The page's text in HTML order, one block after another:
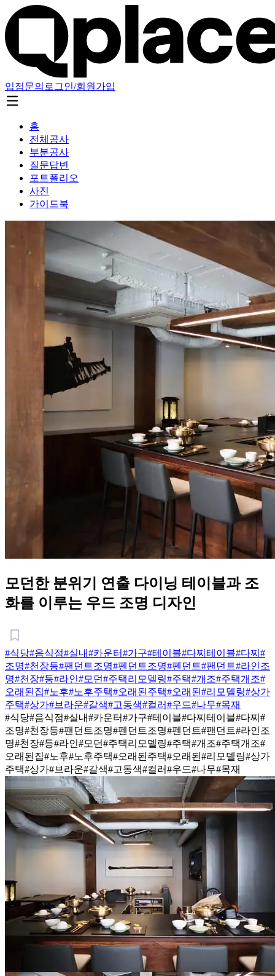
입점문의 로그인/회원가입
홈
전체공사
부분공사
질문답변
포트폴리오
사진
가이드북
모던한 분위기 연출 다이닝 테이블과 조
화를 이루는 우드 조명 디자인
#식당#음식점#실내#카운터#가구#테이블#다찌테이블#다찌 #
조명#천장등#팬던트조명#펜던트조명#펜던트#팬던트#라인조
명#천장#등#라인#모던#주택리모델링#주택#개조#주택개조#
오래된집#노후#노후주택#오래된주택#오래된 #리모델링#상가
주택#상가#브라운#갈색#고동색#컬러#우드#나무#목재
#식당#음식점#실내#카운터#가구#테이블#다찌테이블#다찌 #
조명#천장등#팬던트조명#펜던트조명#펜던트#팬던트#라인조
명#천장#등#라인#모던#주택리모델링#주택#개조#주택개조#
오래된집#노후#노후주택#오래된주택#오래된 #리모델링#상가
주택#상가#브라운#갈색#고동색#컬러#우드#나무#목재